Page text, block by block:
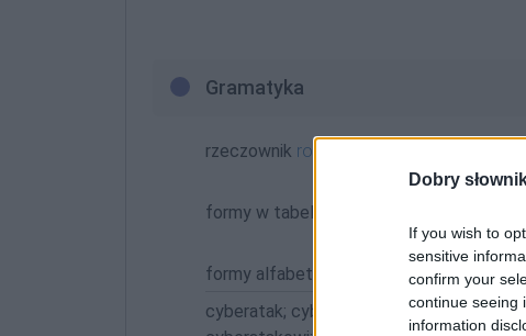
Dobry
If you wish to
sensitive
confirm your
continue seeing
information
Gramatyka
rzeczownik rodzaj męskorzeczowy
formy w tabelce:
formy alfabetycznie:
cyberatak; cyberatakach; cyberatakami;